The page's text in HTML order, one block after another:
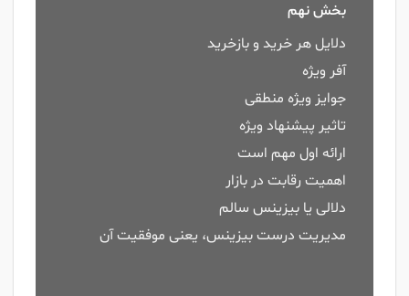
بخش نهم
دلایل هر خرید و بازخرید
آفر ویژه
جوایز ویژه منطقی
تاثیر پیشنهاد ویژه
ارائه اول مهم است
اهمیت رقابت در بازار
دلالی یا بیزینس سالم
مدیریت درست بیزینس، یعنی موفقیت آن